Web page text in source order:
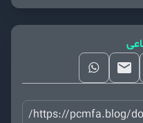
https://pcmfa.blog/